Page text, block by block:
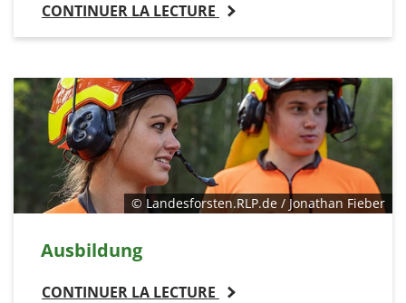
CONTINUER LA LECTURE
© Landesforsten.RLP.de / Jonathan Fieber
Ausbildung
CONTINUER LA LECTURE